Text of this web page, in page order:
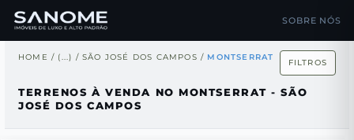
SOBRE NÓS
HOME / (...) / SÃO JOSÉ DOS CAMPOS / MONTSERRAT
FILTROS
TERRENOS À VENDA NO MONTSERRAT - SÃO
JOSÉ DOS CAMPOS